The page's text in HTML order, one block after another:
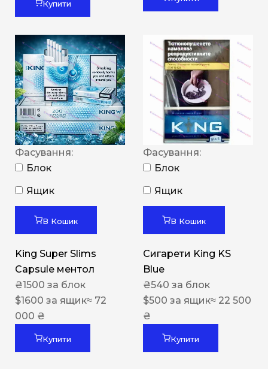
Купити
Фасування:
Блок
Ящик
В Кошик
King Super Slims
Capsule ментол
₴1500 за блок
$1600 за ящик≈ 72
000 ₴
Купити
Фасування:
Блок
Ящик
В Кошик
Сигарети King KS
Blue
₴540 за блок
$500 за ящик≈ 22 500
₴
Купити